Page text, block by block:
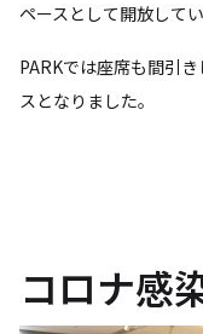
ペースとして開放してい
PARKでは座席も間引
スとなりました。
コロナ感